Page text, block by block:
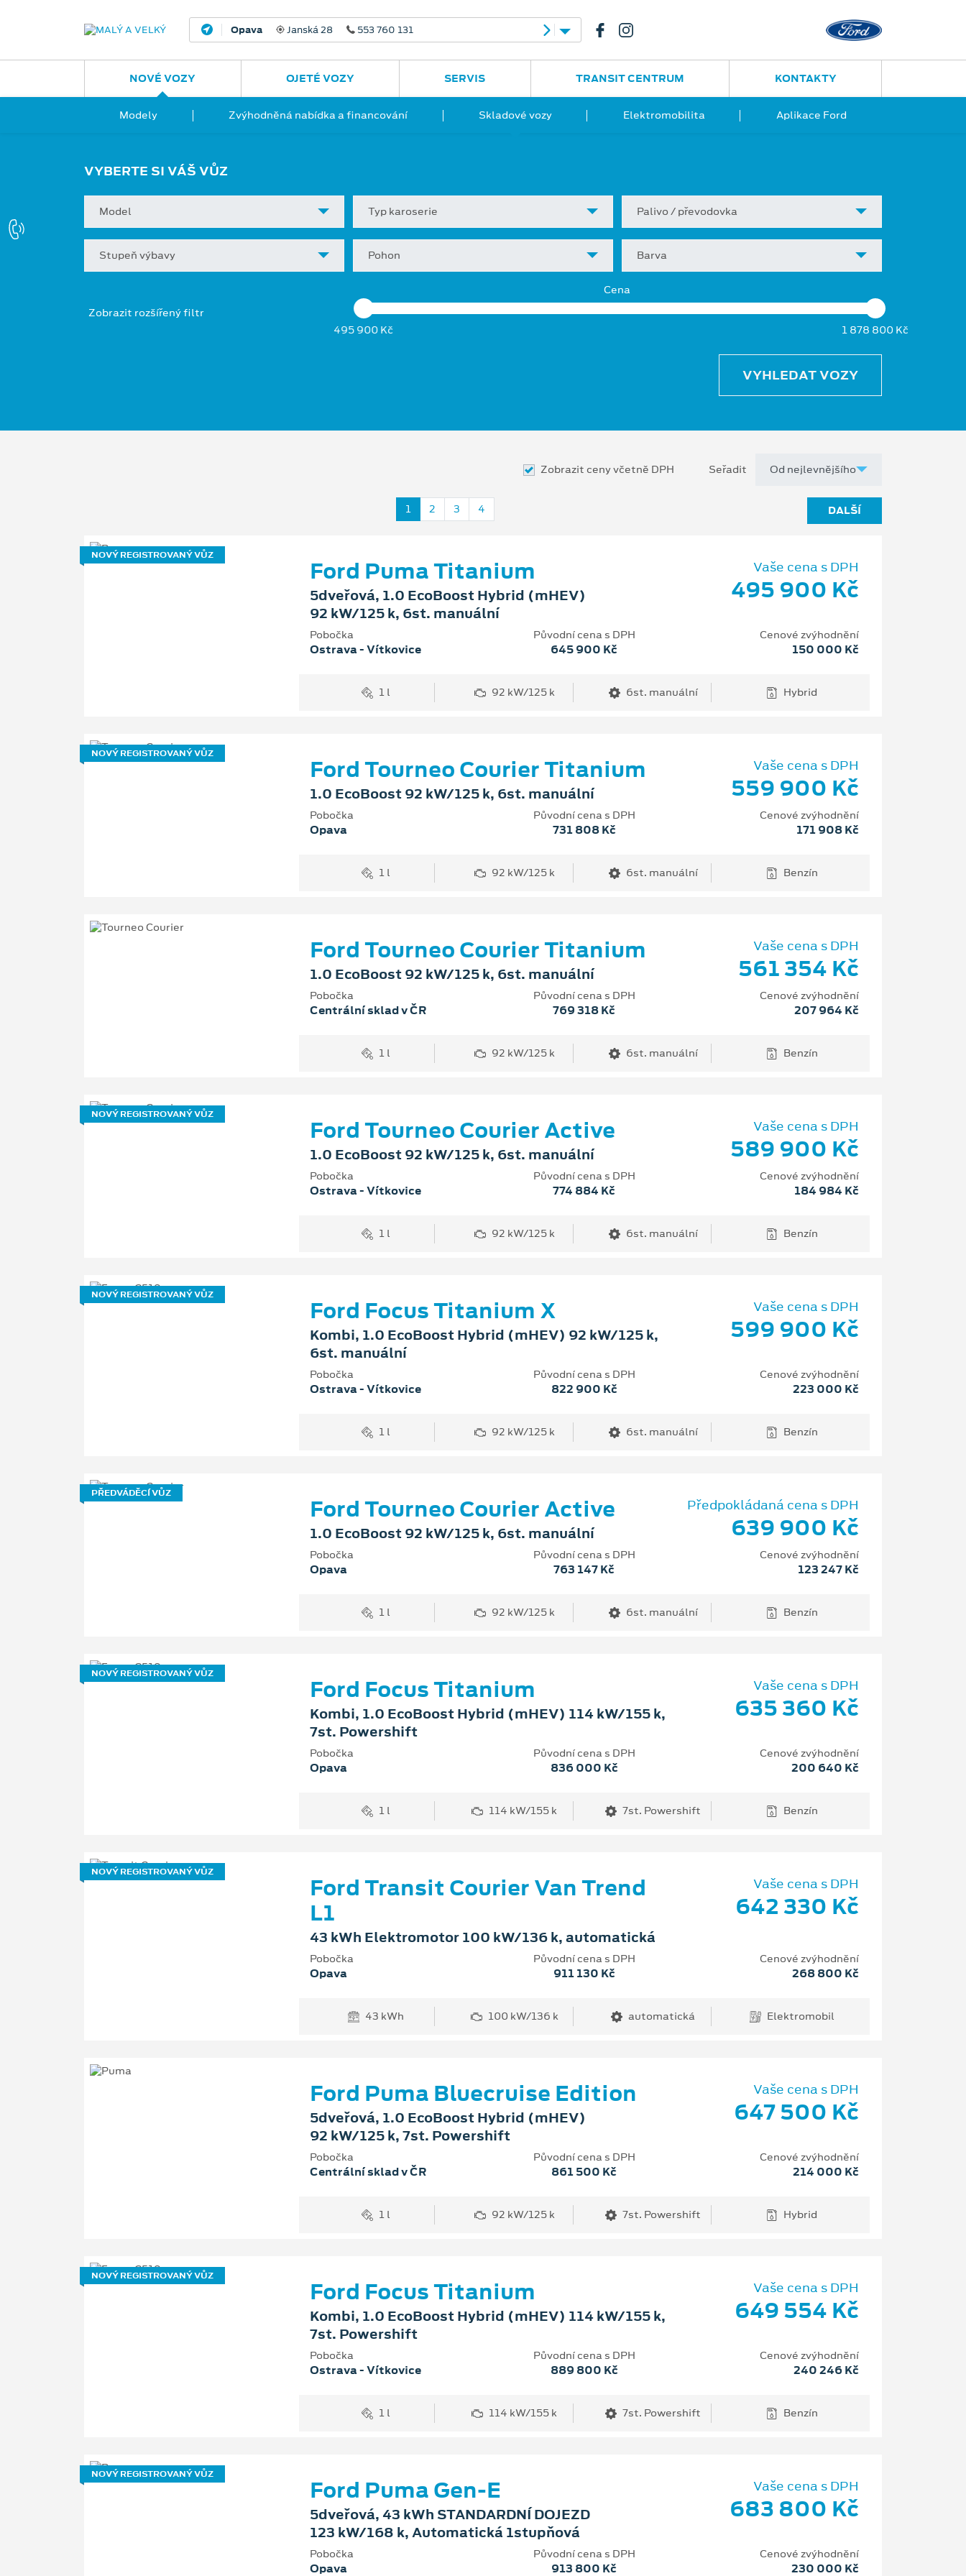
Opava Janská 28 553 760 131 Ostrava - Vítkovice
NOVÉ VOZY
Modely Zvýhodněná nabídka a financování Skladové vozy Elektromobilita Aplikace Ford
OJETÉ VOZY SERVIS TRANSIT CENTRUM KONTAKTY
VYBERTE SI VÁŠ VŮZ
Model Typ karoserie Palivo / převodovka
Stupeň výbavy Pohon Barva
Zobrazit rozšířený filtr
Cena
495 900 Kč 1 878 800 Kč
VYHLEDAT VOZY
Zobrazit ceny včetně DPH Seřadit
1 2 3 4 DALŠÍ
NOVÝ REGISTROVANÝ VŮZ
Ford Puma Titanium
5dveřová, 1.0 EcoBoost Hybrid (mHEV)
92 kW/125 k, 6st. manuální
Vaše cena s DPH
495 900 Kč
Pobočka
Ostrava - Vítkovice
Původní cena s DPH
645 900 Kč
Cenové zvýhodnění
150 000 Kč
1 l 92 kW/125 k 6st. manuální Hybrid
NOVÝ REGISTROVANÝ VŮZ
Ford Tourneo Courier Titanium
1.0 EcoBoost 92 kW/125 k, 6st. manuální
Vaše cena s DPH
559 900 Kč
Pobočka
Opava
Původní cena s DPH
731 808 Kč
Cenové zvýhodnění
171 908 Kč
1 l 92 kW/125 k 6st. manuální Benzín
Ford Tourneo Courier Titanium
1.0 EcoBoost 92 kW/125 k, 6st. manuální
Vaše cena s DPH
561 354 Kč
Pobočka
Centrální sklad v ČR
Původní cena s DPH
769 318 Kč
Cenové zvýhodnění
207 964 Kč
1 l 92 kW/125 k 6st. manuální Benzín
NOVÝ REGISTROVANÝ VŮZ
Ford Tourneo Courier Active
1.0 EcoBoost 92 kW/125 k, 6st. manuální
Vaše cena s DPH
589 900 Kč
Pobočka
Ostrava - Vítkovice
Původní cena s DPH
774 884 Kč
Cenové zvýhodnění
184 984 Kč
1 l 92 kW/125 k 6st. manuální Benzín
NOVÝ REGISTROVANÝ VŮZ
Ford Focus Titanium X
Kombi, 1.0 EcoBoost Hybrid (mHEV) 92 kW/125 k,
6st. manuální
Vaše cena s DPH
599 900 Kč
Pobočka
Ostrava - Vítkovice
Původní cena s DPH
822 900 Kč
Cenové zvýhodnění
223 000 Kč
1 l 92 kW/125 k 6st. manuální Benzín
PŘEDVÁDĚCÍ VŮZ
Ford Tourneo Courier Active
1.0 EcoBoost 92 kW/125 k, 6st. manuální
Předpokládaná cena s DPH
639 900 Kč
Pobočka
Opava
Původní cena s DPH
763 147 Kč
Cenové zvýhodnění
123 247 Kč
1 l 92 kW/125 k 6st. manuální Benzín
NOVÝ REGISTROVANÝ VŮZ
Ford Focus Titanium
Kombi, 1.0 EcoBoost Hybrid (mHEV) 114 kW/155 k,
7st. Powershift
Vaše cena s DPH
635 360 Kč
Pobočka
Opava
Původní cena s DPH
836 000 Kč
Cenové zvýhodnění
200 640 Kč
1 l 114 kW/155 k 7st. Powershift Benzín
NOVÝ REGISTROVANÝ VŮZ
Ford Transit Courier Van Trend
L1
43 kWh Elektromotor 100 kW/136 k, automatická
Vaše cena s DPH
642 330 Kč
Pobočka
Opava
Původní cena s DPH
911 130 Kč
Cenové zvýhodnění
268 800 Kč
43 kWh 100 kW/136 k automatická Elektromobil
Ford Puma Bluecruise Edition
5dveřová, 1.0 EcoBoost Hybrid (mHEV)
92 kW/125 k, 7st. Powershift
Vaše cena s DPH
647 500 Kč
Pobočka
Centrální sklad v ČR
Původní cena s DPH
861 500 Kč
Cenové zvýhodnění
214 000 Kč
1 l 92 kW/125 k 7st. Powershift Hybrid
NOVÝ REGISTROVANÝ VŮZ
Ford Focus Titanium
Kombi, 1.0 EcoBoost Hybrid (mHEV) 114 kW/155 k,
7st. Powershift
Vaše cena s DPH
649 554 Kč
Pobočka
Ostrava - Vítkovice
Původní cena s DPH
889 800 Kč
Cenové zvýhodnění
240 246 Kč
1 l 114 kW/155 k 7st. Powershift Benzín
NOVÝ REGISTROVANÝ VŮZ
Ford Puma Gen-E
5dveřová, 43 kWh STANDARDNÍ DOJEZD
123 kW/168 k, Automatická 1stupňová
Vaše cena s DPH
683 800 Kč
Pobočka
Opava
Původní cena s DPH
913 800 Kč
Cenové zvýhodnění
230 000 Kč